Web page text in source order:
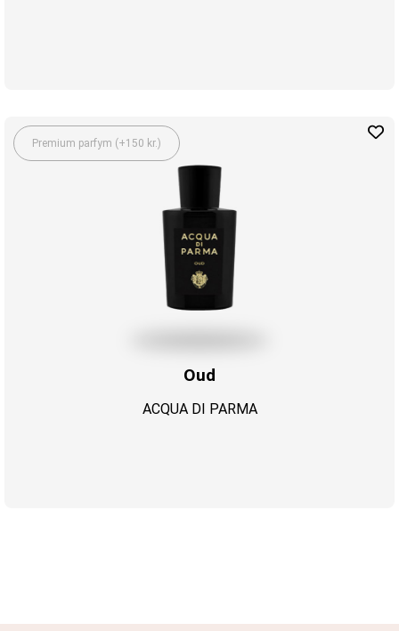
Premium parfym (+150 kr.)
Oud
ACQUA DI PARMA